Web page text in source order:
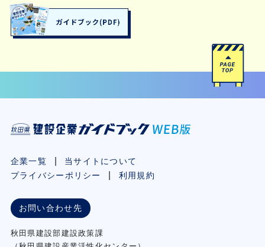
企業一覧
当サイトについて
プライバシーポリシー
利用規約
お問い合わせ先
秋⽥県建設部建設政策課